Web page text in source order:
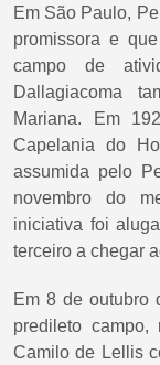
Em São Paulo,
promissora e
campo de
Dallagiacoma
Mariana. Em
Capelania do
assumida pelo
novembro do
iniciativa foi
terceiro a chegar
Em 8 de outubro
predileto
Camilo de Lellis